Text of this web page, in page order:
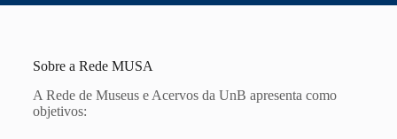
Sobre a Rede MUSA
A Rede de Museus e Acervos da UnB apresenta como
objetivos: